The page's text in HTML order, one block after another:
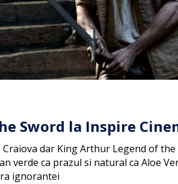
Sword la Inspire
dar King Arthur Legend of
verde ca prazul si natural ca Aloe
ignorantei